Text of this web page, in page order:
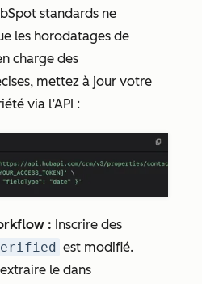
standards ne
les horodatages de
charge des
mettez à jour votre
via l’API :
: Inscrire des
est modifié.
le dans